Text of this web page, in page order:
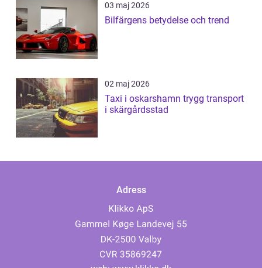
03 maj 2026
Bilfärgens betydelse och trend
02 maj 2026
Taxi i oskarshamn trygg transport
i skärgårdsstad
Adress